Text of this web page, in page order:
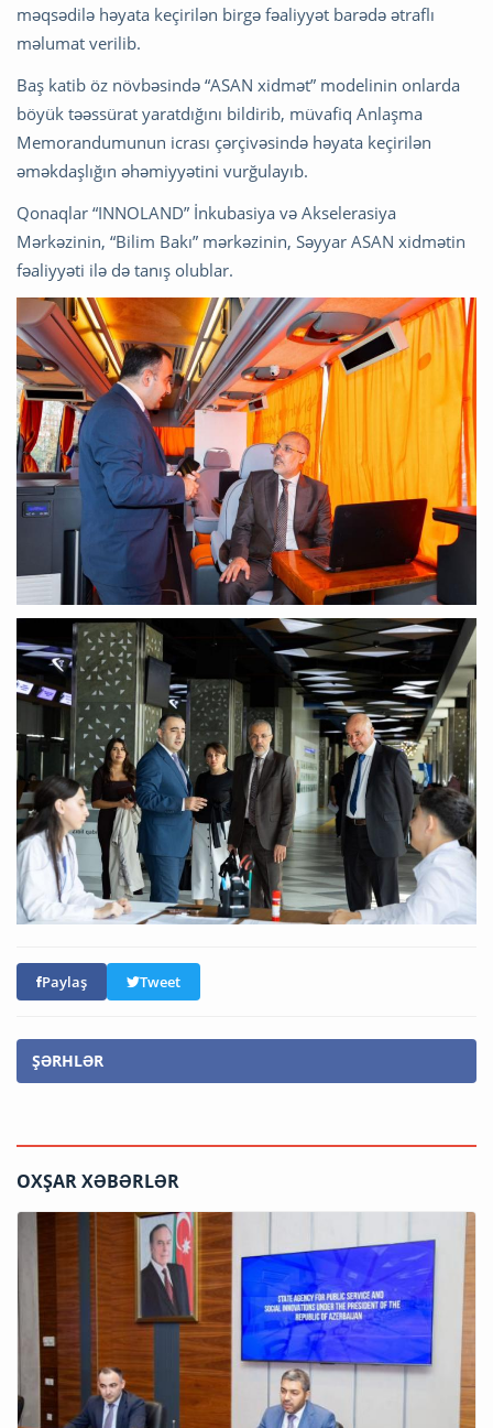
məqsədilə həyata keçirilən birgə fəaliyyət barədə ətraflı
məlumat verilib.
Baş katib öz növbəsində “ASAN xidmət” modelinin onlarda
böyük təəssürat yaratdığını bildirib, müvafiq Anlaşma
Memorandumunun icrası çərçivəsində həyata keçirilən
əməkdaşlığın əhəmiyyətini vurğulayıb.
Qonaqlar “INNOLAND” İnkubasiya və Akselerasiya
Mərkəzinin, “Bilim Bakı” mərkəzinin, Səyyar ASAN xidmətin
fəaliyyəti ilə də tanış olublar.
Paylaş Tweet
ŞƏRHLƏR
OXŞAR XƏBƏRLƏR